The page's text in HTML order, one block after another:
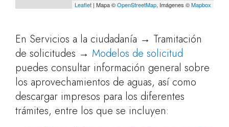
Leaflet | Mapa ©OpenStreetMap, Imágenes ©Mapbox
En Servicios a la ciudadanía → Tramitación
de solicitudes → Modelos de solicitud
puedes consultar información general sobre
los aprovechamientos de aguas, así como
descargar impresos para los diferentes
trámites, entre los que se incluyen: